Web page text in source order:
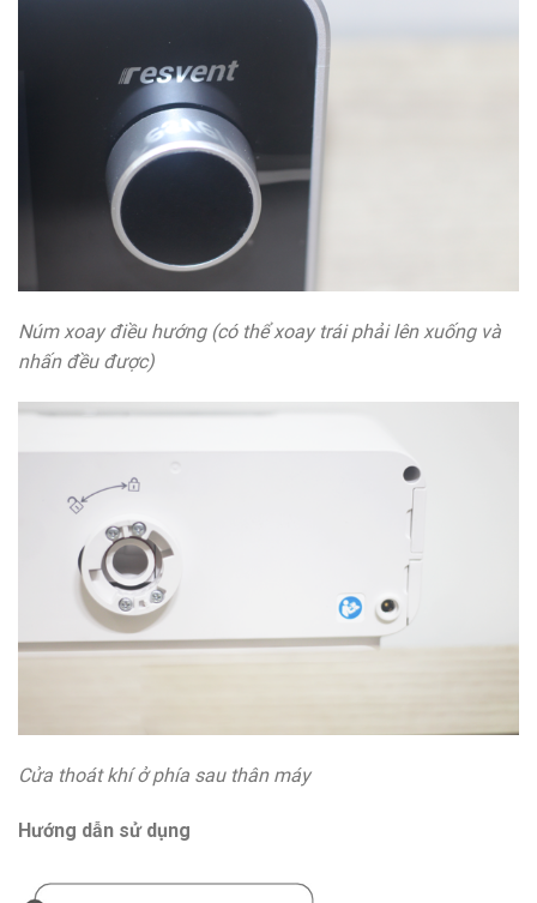
Núm xoay điều hướng (có thể xoay trái phải lên xuống và
nhấn đều được)
Cửa thoát khí ở phía sau thân máy
Hướng dẫn sử dụng